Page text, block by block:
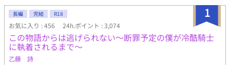
1
長編 完結 R18
お気に入り : 456 24h.ポイント : 3,074
この物語からは逃げられない〜断罪予定の僕が冷酷騎士
に執着されるまで〜
乙藤 詩